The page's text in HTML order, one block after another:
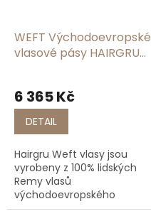
WEFT Východoevropské
vlasové pásy HAIRGRU
6 365 Kč
DETAIL
Hairgru Weft vlasy jsou
vyrobeny z 100% lidských
Remy vlasů
východoevropského
původu, což zaručuje